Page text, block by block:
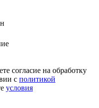
согласие на обработку
с политикой
условия